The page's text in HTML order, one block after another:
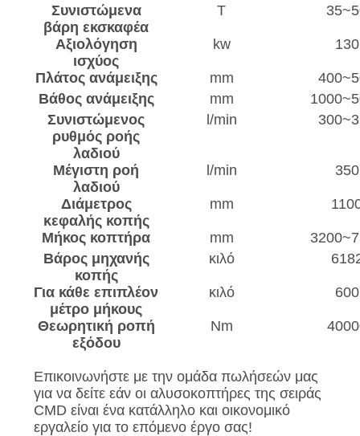
Συνιστώμενα
βάρη εκσκαφέα
Τ
Αξιολόγηση
ισχύος
kw 130
Πλάτος ανάμειξης mm
Βάθος ανάμειξης
mm
Συνιστώμενος
ρυθμός ροής
λαδιού
l/min
Μέγιστη ροή
λαδιού
l/min 350
Διάμετρος
κεφαλής κοπής
mm
Μήκος κοπτήρα mm
Βάρος μηχανής
κοπής
κιλό
Για κάθε επιπλέον
μέτρο μήκους
κιλό 600
Θεωρητική ροπή
εξόδου
Nm
Επικοινωνήστε με την ομάδα πωλήσεών μας
για να δείτε εάν οι αλυσοκοπτήρες της σειράς
CMD είναι ένα κατάλληλο και οικονομικό
εργαλείο για το επόμενο έργο σας!